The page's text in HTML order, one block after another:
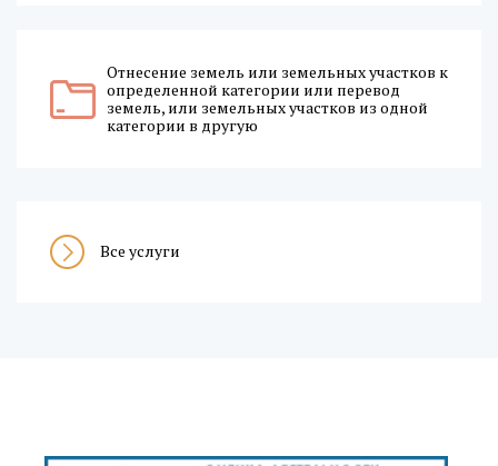
Отнесение земель или земельных участков к
определенной категории или перевод
земель, или земельных участков из одной
категории в другую
Все услуги